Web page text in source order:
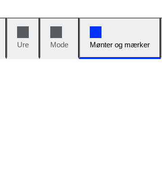
Ure Mode Mønter og mærker